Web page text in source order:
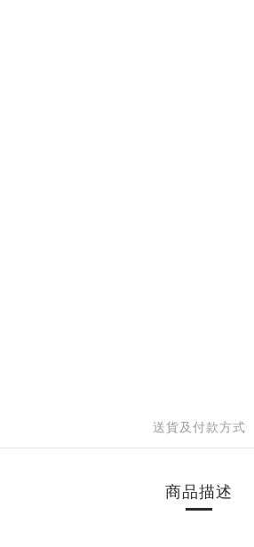
送貨及付款方式
商品描述